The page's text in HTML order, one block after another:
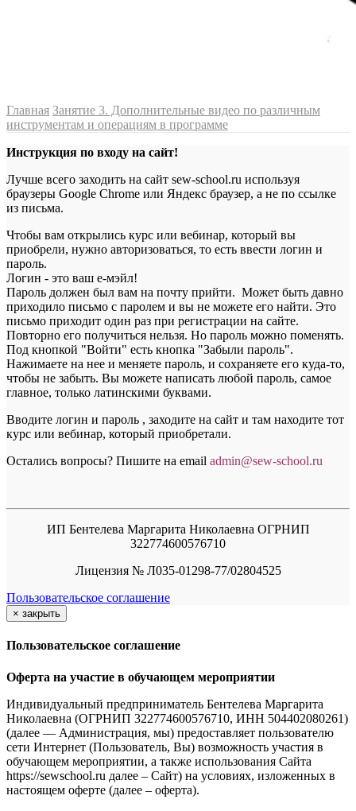
Главная Занятие 3. Дополнительные видео по различным
инструментам и операциям в программе
Инструкция по входу на сайт!
Лучше всего заходить на сайт sew-school.ru используя
браузеры Google Chrome или Яндекс браузер, а не по ссылке
из письма.
Чтобы вам открылись курс или вебинар, который вы
приобрели, нужно авторизоваться, то есть ввести логин и
пароль.
Логин - это ваш е-мэйл!
Пароль должен был вам на почту прийти. Может быть давно
приходило письмо с паролем и вы не можете его найти. Это
письмо приходит один раз при регистрации на сайте.
Повторно его получиться нельзя. Но пароль можно поменять.
Под кнопкой "Войти" есть кнопка "Забыли пароль".
Нажимаете на нее и меняете пароль, и сохраняете его куда-то,
чтобы не забыть. Вы можете написать любой пароль, самое
главное, только латинскими буквами.
Вводите логин и пароль , заходите на сайт и там находите тот
курс или вебинар, который приобретали.
Остались вопросы? Пишите на email admin@sew-school.ru
ИП Бентелева Маргарита Николаевна ОГРНИП
322774600576710
Лицензия № Л035-01298-77/02804525
Пользовательское соглашение
× закрыть
Пользовательское соглашение
Оферта на участие в обучающем мероприятии
Индивидуальный предприниматель Бентелева Маргарита
Николаевна (ОГРНИП 322774600576710, ИНН 504402080261)
(далее — Администрация, мы) предоставляет пользователю
сети Интернет (Пользователь, Вы) возможность участия в
обучающем мероприятии, а также использования Сайта
https://sewschool.ru далее – Сайт) на условиях, изложенных в
настоящем оферте (далее – оферта).